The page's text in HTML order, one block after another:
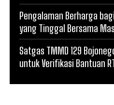
Pengalaman Berharga
yang Tinggal Bersama
Satgas TMMD 129
untuk Verifikasi Bantuan